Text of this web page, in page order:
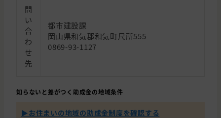
問
い
合
わ
せ
先
都市建設課
岡山県和気郡和気町尺所555
0869-93-1127
知らないと差がつく助成金の地域条件
▶︎お住まいの地域の助成金制度を確認する